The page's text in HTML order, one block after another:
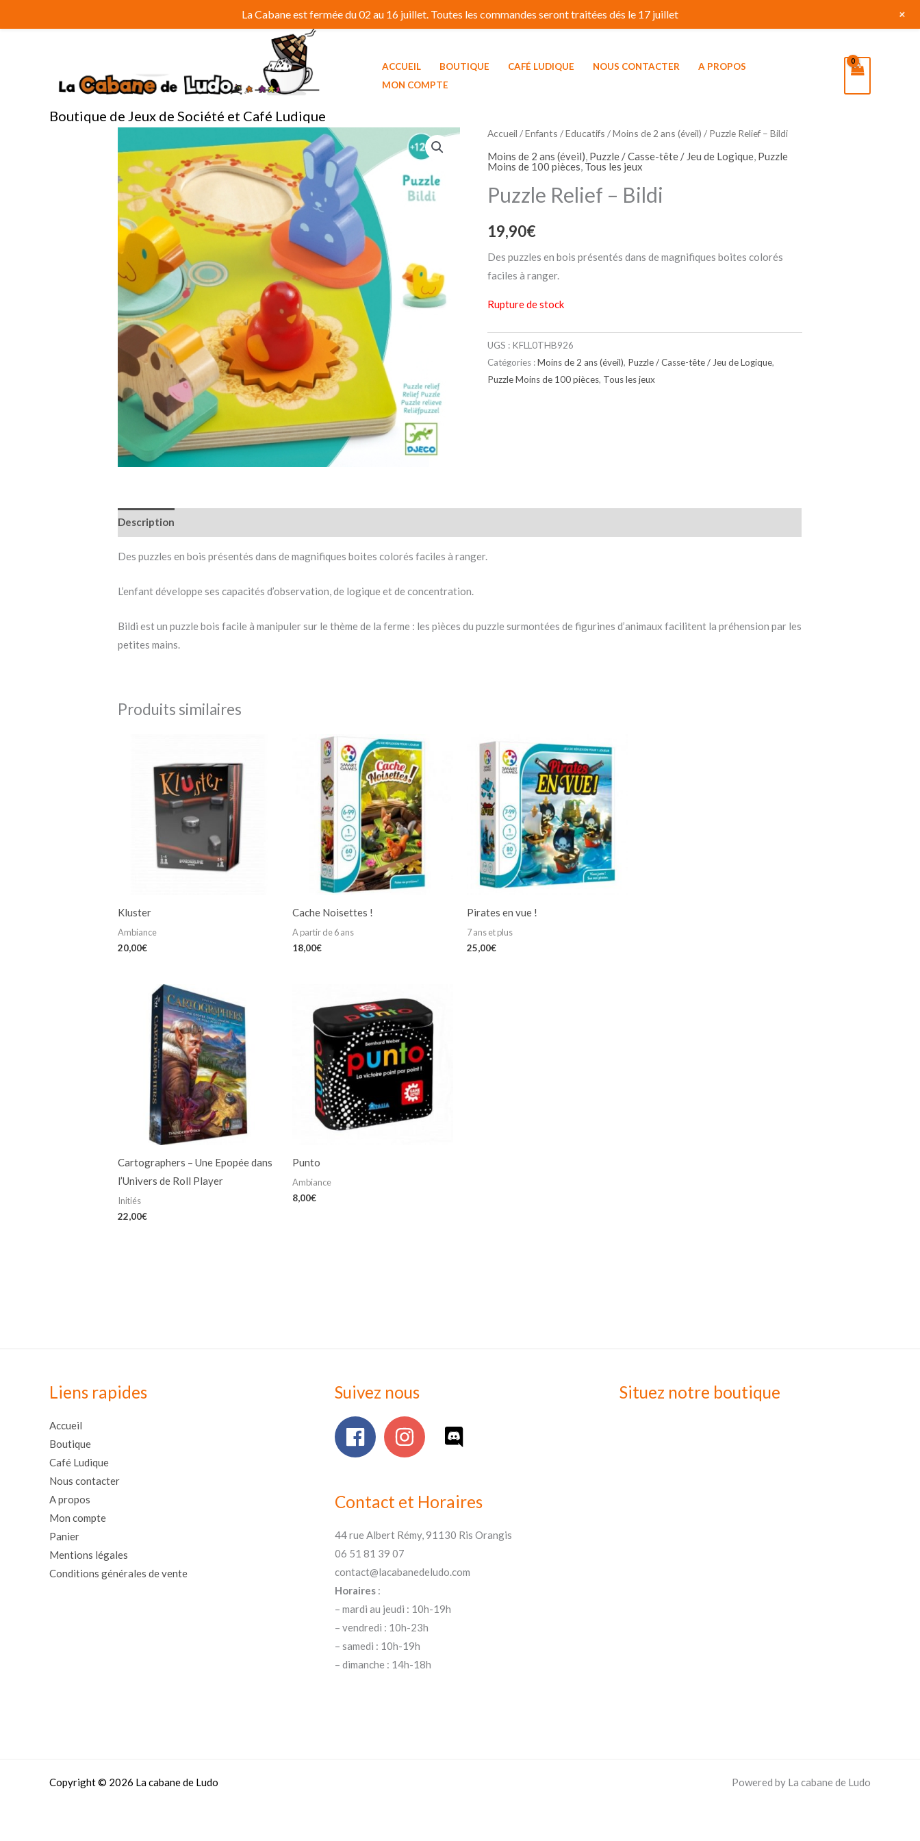
au
Boutique de Jeux de Société et Café Ludique
ACCUEIL BOUTIQUE CAFÉ LUDIQUE NOUS CONTACTER
A PROPOS
MON COMPTE
Accueil /Enfants / Educatifs /Moins de 2 ans (éveil) / Puzzle Relief – Bildi
Moins de 2 ans (éveil), Puzzle / Casse-tête / Jeu de Logique, Puzzle
Moins de 100 pièces, Tous les jeux
Puzzle Relief – Bildi
19,90€
Des puzzles en bois présentés dans de magnifiques boites colorés
faciles à ranger.
Rupture de stock
UGS : KFLL0THB926
Catégories :Moins de 2 ans (éveil), Puzzle / Casse-tête / Jeu de Logique,
Puzzle Moins de 100 pièces, Tous les jeux
Description
Des puzzles en bois présentés dans de magnifiques boites colorés faciles à ranger.
L’enfant développe ses capacités d’observation, de logique et de concentration.
Bildi est un puzzle bois facile à manipuler sur le thème de la ferme : les pièces du puzzle surmontées de figurines d’animaux facilitent la préhension par les
petites mains.
Produits similaires
Kluster
Ambiance
20,00€
Cache Noisettes !
A partir de 6 ans
18,00€
Pirates en vue !
7 ans et plus
25,00€
Cartographers – Une Epopée dans
l’Univers de Roll Player
Initiés
22,00€
Punto
Ambiance
8,00€
Liens rapides
Accueil
Boutique
Café Ludique
Nous contacter
A propos
Mon compte
Panier
Mentions légales
Conditions générales de vente
Suivez nous
Contact et Horaires
44 rue Albert Rémy, 91130 Ris Orangis
06 51 81 39 07
contact@lacabanedeludo.com
Horaires:
– mardi au jeudi : 10h-19h
– vendredi : 10h-23h
– samedi : 10h-19h
– dimanche : 14h-18h
Situez notre boutique
Copyright © 2026 La cabane de Ludo Powered by La cabane de Ludo
La Cabane est fermée du 02 au 16 juillet. Toutes les commandes seront traitées dés le 17 juillet +